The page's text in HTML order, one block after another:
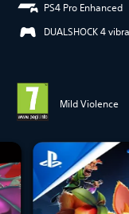
PS4 Pro Enhanced
DUALSHOCK 4
Mild Violence